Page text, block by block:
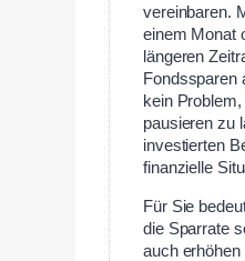
vereinbaren.
einem Monat
längeren
Fondssparen
kein
pausieren zu
investierten
finanzielle
Für Sie
die Sparrate
auch